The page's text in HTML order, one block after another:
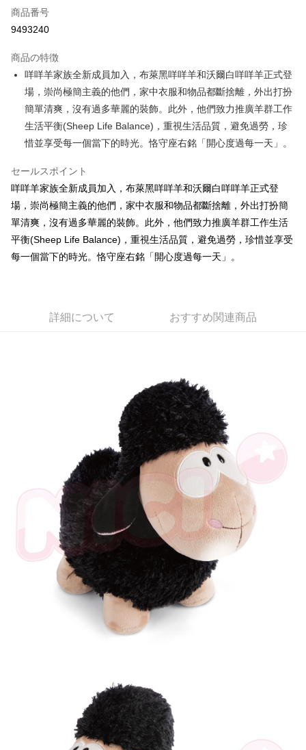
コンビニ店頭代金引換
Apple Pay
JKOPAY
Easy Wallet
AFTEE代金後払い
一、 AFTEE代金後払いについて
1.お支払い方法でAFTEE代金後払いを選択すると、携帯電話認証ウィンド
ウが表示されます。
3.注文するときのお支払いは不要です。商品はご指定の住所に配送されま
す。
4.ご注文が完了すると、携帯に支払い通知のSMSが届きます。アプリ会員
の場合は、AFTEE アプリプッシュ通知が届きます。
代金納付期限は最短で 14 日以内ですので、ご注意ください。AFTEE アプ
とに計算されます。AFTEEで注文すると、商品を受け取るまで支払い期限
を延長できますが、商品を期限内に受け取れない場合があります（例：予
約商品や商品到着日が比較的遅い商品）。そのため、商品到着の有無に関
わらず、AFTEEで指定された期限内にお支払いください。
1.初回 AFTEEを ご利用の際に、認証結果及び当社の審査の結果に基づ
き、限度額が設定されます。
2.決済金額は最低NT$20です。
3.現在、台湾の会員のみご利用いただけます。
三、利用規約「AFTEE代金後払い」（以下当サービスという）はネットプ
ロテクションズ（以下 AFTEE という）が提供し、AFTEEが代金を徴収し
ます。当サービスご利用の際に提供しなければならない個人情報（注文者
の氏名、電話番号、受取人の氏名、電話番号、受取人住所を含むがこれに
限らない）は、AFTEEに渡され当サービスで必要な範囲内で利用されま
す。AFTEEの個人情報の収集、処理、利用について、詳細はAFTEE公式ホ
ームページの『個人情報の収集、処理及び利用に関する声明』をご参照く
https://aftee.tw/privacypolicy/）。
AFTEEの初回ご利用の際に、審査を通過すれば、最高額がNT$10,000にな
個人情報の処理、利用について疑問がある、または関連する法律の権利を
行使したい場合は、ネットプロテクションズ
にご連絡ください。上記に示した個人情報を、必要な購入注文書とあわせ
てAFTEEにご提供いただく、またはAFTEEにあなたの個人情報の収集、処
理、利用を許可することににご同意いただけない場合は、当サービスを選
ATM払い
配送方法
全家付款取貨
配送毎にNT$100、NT$490以上で送料無料
商品番号
9493240
商品の特徴
咩咩羊家族全新成員加入，布萊黑咩咩羊和沃爾白咩咩羊正式登
場，崇尚極簡主義的他們，家中衣服和物品都斷捨離，外出打扮
簡單清爽，沒有過多華麗的裝飾。此外，他們致力推廣羊群工作
生活平衡(Sheep Life Balance)，重視生活品質，避免過勞，珍
惜並享受每一個當下的時光。恪守座右銘「開心度過每一天」。
セールスポイント
咩咩羊家族全新成員加入，布萊黑咩咩羊和沃爾白咩咩羊正式登
場，崇尚極簡主義的他們，家中衣服和物品都斷捨離，外出打扮簡
單清爽，沒有過多華麗的裝飾。此外，他們致力推廣羊群工作生活
平衡(Sheep Life Balance)，重視生活品質，避免過勞，珍惜並享受
每一個當下的時光。恪守座右銘「開心度過每一天」。
詳細について おすすめ関連商品